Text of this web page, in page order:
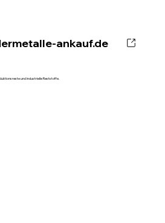
ankauf.de
und industrielle Reststoffe.